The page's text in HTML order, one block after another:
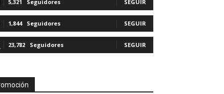
5,321 Seguidores SEGUIR
1,844 Seguidores SEGUIR
23,782 Seguidores SEGUIR